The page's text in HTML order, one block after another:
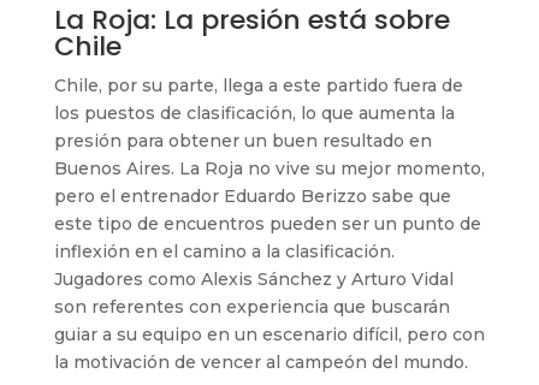
La Roja: La presión está sobre
Chile
Chile, por su parte, llega a este partido fuera de
los puestos de clasificación, lo que aumenta la
presión para obtener un buen resultado en
Buenos Aires. La Roja no vive su mejor momento,
pero el entrenador Eduardo Berizzo sabe que
este tipo de encuentros pueden ser un punto de
inflexión en el camino a la clasificación.
Jugadores como Alexis Sánchez y Arturo Vidal
son referentes con experiencia que buscarán
guiar a su equipo en un escenario difícil, pero con
la motivación de vencer al campeón del mundo.